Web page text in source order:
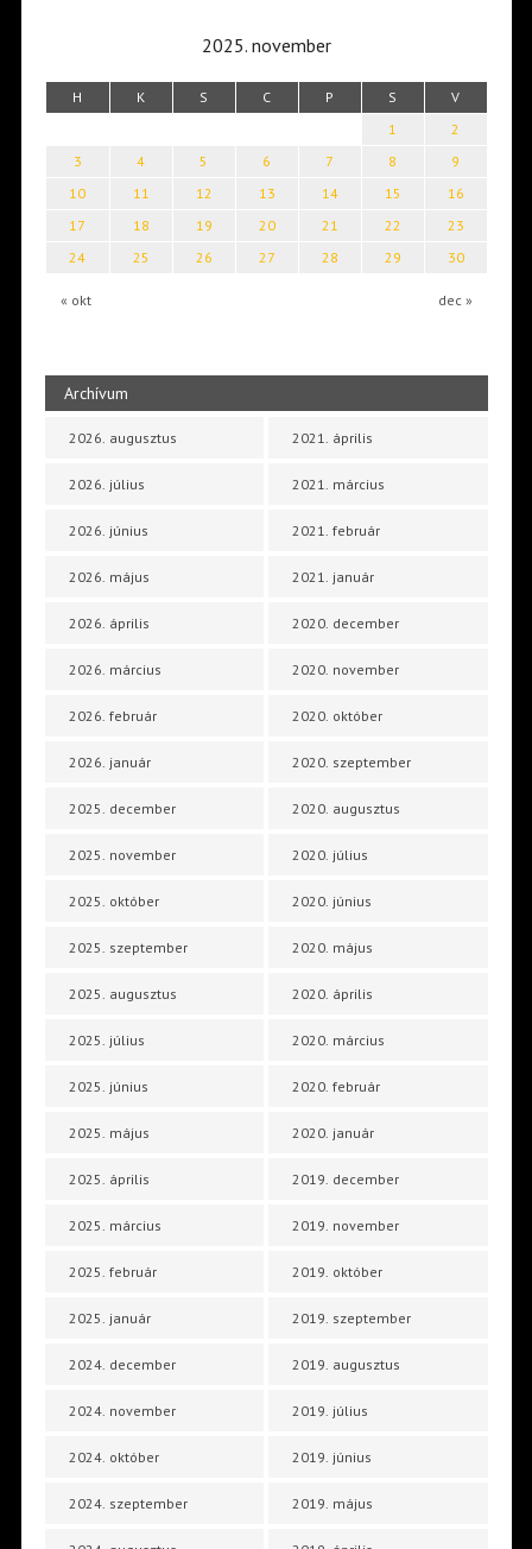
2025. november
H K S C P S V
« okt dec »
1
2
3
4 5 6 7 8
9
10
11 12 13 14 15
16
17
18 19 20 21 22
23
24
25 26 27 28 29 30
Archívum
2026. augusztus
2026. július
2026. június
2026. május
2026. április
2026. március
2026. február
2026. január
2025. december
2025. november
2025. október
2025. szeptember
2025. augusztus
2025. július
2025. június
2025. május
2025. április
2025. március
2025. február
2025. január
2024. december
2024. november
2024. október
2024. szeptember
2021. április
2021. március
2021. február
2021. január
2020. december
2020. november
2020. október
2020. szeptember
2020. augusztus
2020. július
2020. június
2020. május
2020. április
2020. március
2020. február
2020. január
2019. december
2019. november
2019. október
2019. szeptember
2019. augusztus
2019. július
2019. június
2019. május